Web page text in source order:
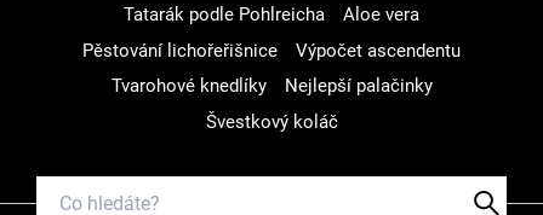
Tatarák podle Pohlreicha
Aloe vera
Pěstování lichořeřišnice
Výpočet ascendentu
Tvarohové knedlíky
Nejlepší palačinky
Švestkový koláč